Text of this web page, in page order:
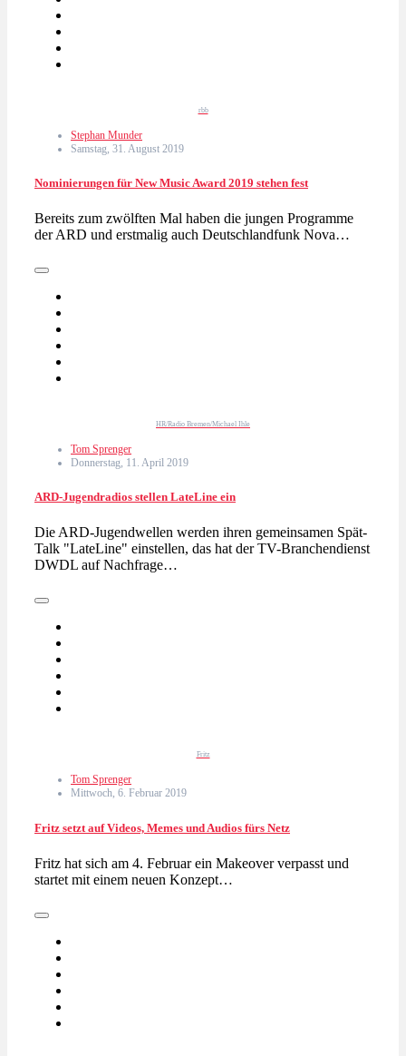
rbb
Stephan Munder
Samstag, 31. August 2019
Nominierungen für New Music Award 2019 stehen fest
Bereits zum zwölften Mal haben die jungen Programme
der ARD und erstmalig auch Deutschlandfunk Nova…
HR/Radio Bremen/Michael Ihle
Tom Sprenger
Donnerstag, 11. April 2019
ARD-Jugendradios stellen LateLine ein
Die ARD-Jugendwellen werden ihren gemeinsamen Spät-
Talk "LateLine" einstellen, das hat der TV-Branchendienst
DWDL auf Nachfrage…
Fritz
Tom Sprenger
Mittwoch, 6. Februar 2019
Fritz setzt auf Videos, Memes und Audios fürs Netz
Fritz hat sich am 4. Februar ein Makeover verpasst und
startet mit einem neuen Konzept…